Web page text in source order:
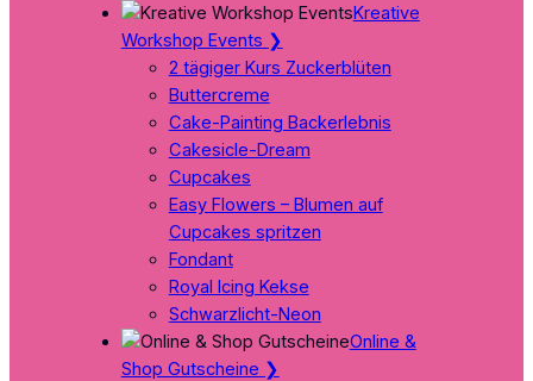
Kreative
Workshop Events ❯
2 tägiger Kurs Zuckerblüten
Buttercreme
Cake-Painting Backerlebnis
Cakesicle-Dream
Cupcakes
Easy Flowers – Blumen auf
Cupcakes spritzen
Fondant
Royal Icing Kekse
Schwarzlicht-Neon
Online &
Shop Gutscheine ❯